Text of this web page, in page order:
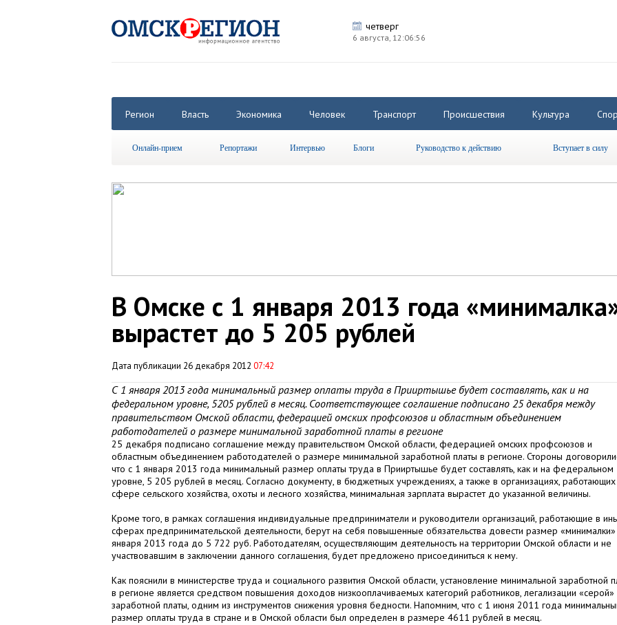
четверг
6 августа, 12:06:57
Регион Власть Экономика Человек Транспорт Происшествия Культура
Онлайн-прием Репортажи Интервью Блоги Руководство к действию Вступает в силу
В Омске с 1 января 2013 года
вырастет до 5 205 рублей
Дата публикации 26 декабря 2012 07:42
С 1 января 2013 года минимальный размер оплаты труда в Прииртышье будет составлять, как и на
федеральном уровне, 5205 рублей в месяц. Соответствующее соглашение подписано 25 декабря между
правительством Омской области, федерацией омских профсоюзов и областным объединением
работодателей о размере минимальной заработной платы в регионе
25 декабря подписано соглашение между правительством Омской области, федерацией омских профсоюзов и
областным объединением работодателей о размере минимальной заработной платы в регионе. Стороны
что с 1 января 2013 года минимальный размер оплаты труда в Прииртышье будет составлять, как и на федеральном
уровне, 5 205 рублей в месяц. Согласно документу, в бюджетных учреждениях, а также в организациях, работающих
сфере сельского хозяйства, охоты и лесного хозяйства, минимальная зарплата вырастет до указанной величины.
Кроме того, в рамках соглашения индивидуальные предприниматели и руководители организаций, работающие в
сферах предпринимательской деятельности, берут на себя повышенные обязательства довести размер
января 2013 года до 5 722 руб. Работодателям, осуществляющим деятельность на территории Омской области и не
участвовавшим в заключении данного соглашения, будет предложено присоединиться к нему.
Как пояснили в министерстве труда и социального развития Омской области, установление минимальной заработной
в регионе является средством повышения доходов низкооплачиваемых категорий работников, легализации «серой»
заработной платы, одним из инструментов снижения уровня бедности. Напомним, что с 1 июня 2011 года
размер оплаты труда в стране и в Омской области был определен в размере 4611 рублей в месяц.